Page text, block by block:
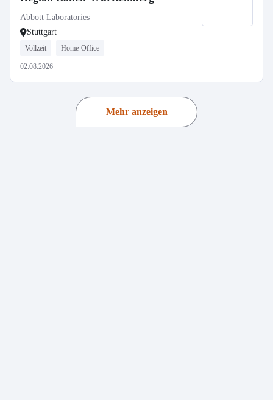
Abbott Laboratories
Stuttgart
Vollzeit Home-Office
02.08.2026
Mehr anzeigen